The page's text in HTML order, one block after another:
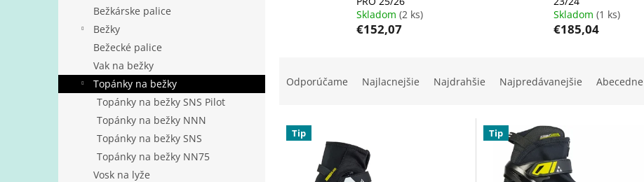
Bežkárske palice
Bežky
Bežecké palice
Vak na bežky
Topánky na bežky
Topánky na bežky SNS Pilot
Topánky na bežky NNN
Topánky na bežky SNS
Topánky na bežky NN75
Vosk na lyže
Skladom (2 ks)
€152,07
Skladom (1 ks)
€185,04
n
Odporúčame Najlacnejšie Najdrahšie Najpredávanejšie Abecedne
V Tip Tip